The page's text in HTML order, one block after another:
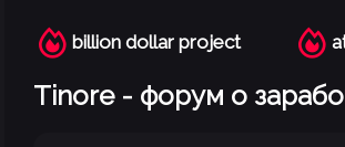
billion dollar project
Tinore - форум о